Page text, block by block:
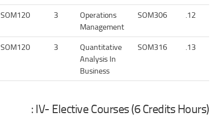
12.
SOM306
Operations
Management
3
SOM120
13.
SOM316
Quantitative
Analysis In
Business
3
SOM120
IV- Elective Courses (6 Credits Hours) :